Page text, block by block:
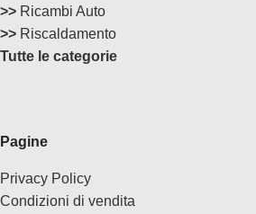
>> Ricambi Auto
>> Riscaldamento
Tutte le categorie
Pagine
Privacy Policy
Condizioni di vendita